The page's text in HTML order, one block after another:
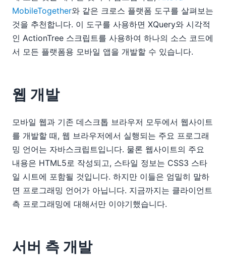
MobileTogether와 같은 크로스 플랫폼 도구를 살펴보는
것을 추천합니다. 이 도구를 사용하면 XQuery와 시각적
인 ActionTree 스크립트를 사용하여 하나의 소스 코드에
서 모든 플랫폼용 모바일 앱을 개발할 수 있습니다.
웹 개발
모바일 웹과 기존 데스크톱 브라우저 모두에서 웹사이트
를 개발할 때, 웹 브라우저에서 실행되는 주요 프로그래
밍 언어는 자바스크립트입니다. 물론 웹사이트의 주요
내용은 HTML5로 작성되고, 스타일 정보는 CSS3 스타
일 시트에 포함될 것입니다. 하지만 이들은 엄밀히 말하
면 프로그래밍 언어가 아닙니다. 지금까지는 클라이언트
측 프로그래밍에 대해서만 이야기했습니다.
서버 측 개발